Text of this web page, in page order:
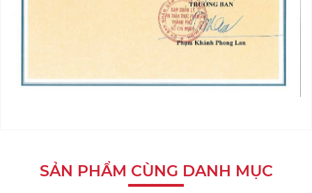
SẢN PHẨM CÙNG DANH MỤC